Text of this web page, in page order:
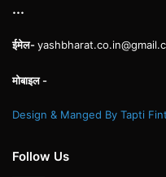
...
ईमेल-
मोबाइल -
Design & Manged By Tapti
Follow Us